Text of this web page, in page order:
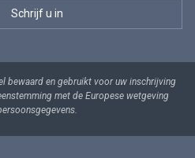
bewaard en gebruikt voor uw inschrijving
met de Europese wetgeving